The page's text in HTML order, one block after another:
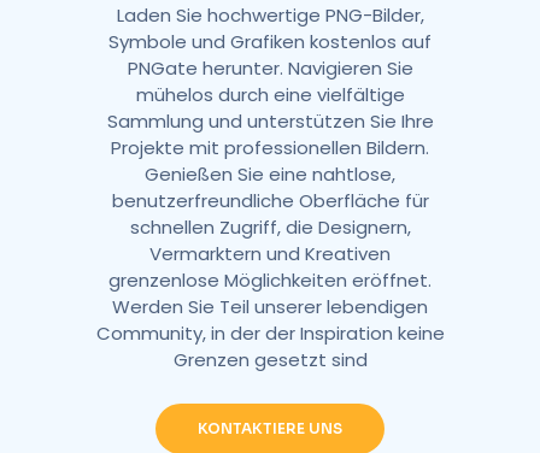
Laden Sie hochwertige PNG-Bilder,
Symbole und Grafiken kostenlos auf
PNGate herunter. Navigieren Sie
mühelos durch eine vielfältige
Sammlung und unterstützen Sie Ihre
Projekte mit professionellen Bildern.
Genießen Sie eine nahtlose,
benutzerfreundliche Oberfläche für
schnellen Zugriff, die Designern,
Vermarktern und Kreativen
grenzenlose Möglichkeiten eröffnet.
Werden Sie Teil unserer lebendigen
Community, in der der Inspiration keine
Grenzen gesetzt sind
KONTAKTIERE UNS